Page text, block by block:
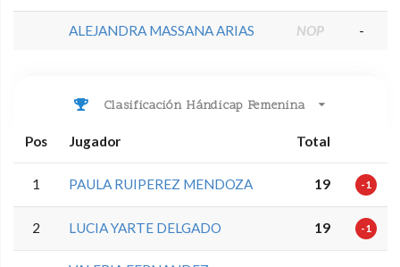
ALEJANDRA MASSANA ARIAS NOP -
Clasificación Hándicap Femenina
Pos Jugador Total
1 PAULA RUIPEREZ MENDOZA 19 -1
2 LUCIA YARTE DELGADO 19 -1